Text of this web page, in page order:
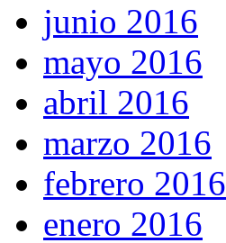
junio 2016
mayo 2016
abril 2016
marzo 2016
febrero 2016
enero 2016